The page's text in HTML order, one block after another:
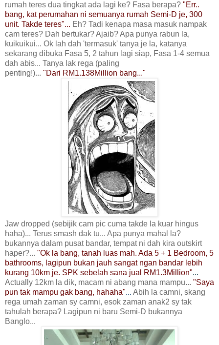
rumah teres dua tingkat ada lagi ke? Fasa berapa? "Err..
bang, kat perumahan ni semuanya rumah Semi-D je, 300
unit. Takde teres"... Eh? Tadi kenapa masa masuk nampak
cam teres? Dah bertukar? Ajaib? Apa punya rabun la,
kuikuikui... Ok lah dah 'termasuk' tanya je la, katanya
sekarang dibuka Fasa 5, 2 tahun lagi siap, Fasa 1-4 semua
dah abis... Tanya lak rega (paling
penting!)... "Dari RM1.138Million bang..."
Jaw dropped (sebijik cam pic cuma takde la kuar hingus
haha)... Terus smash dak tu... Apa punya mahal la?
bukannya dalam pusat bandar, tempat ni dah kira outskirt
haper?... "Ok la bang, tanah luas mah. Ada 5 + 1 Bedroom, 5
bathrooms, lagipun bukan jauh sangat ngan bandar lebih
kurang 10km je. SPK sebelah sana jual RM1.3Million"...
Actually 12km la dik, macam ni abang mana mampu... "Saya
pun tak mampu gak bang, hahaha"... Abih la camni, skang
rega umah zaman sy camni, esok zaman anak2 sy tak
tahulah berapa? Lagipun ni baru Semi-D bukannya
Banglo...